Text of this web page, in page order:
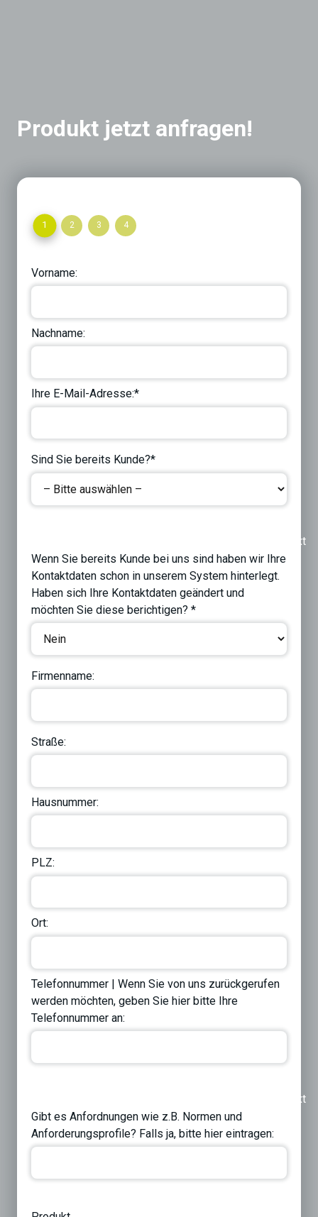
Produkt jetzt anfragen!
1 2 3 4
Vorname:
Nachname:
Ihre E-Mail-Adresse:*
Sind Sie bereits Kunde?*
Next
Wenn Sie bereits Kunde bei uns sind haben wir Ihre
Kontaktdaten schon in unserem System hinterlegt.
Haben sich Ihre Kontaktdaten geändert und
möchten Sie diese berichtigen? *
Firmenname:
Straße:
Hausnummer:
PLZ:
Ort:
Telefonnummer | Wenn Sie von uns zurückgerufen
werden möchten, geben Sie hier bitte Ihre
Telefonnummer an:
Next
Gibt es Anfordnungen wie z.B. Normen und
Anforderungsprofile? Falls ja, bitte hier eintragen: